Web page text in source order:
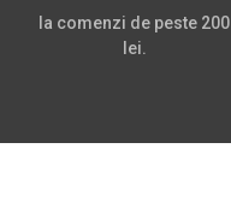
la comenzi de peste 200
lei.